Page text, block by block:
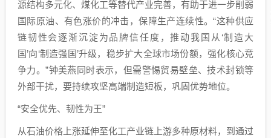
源结构多元化、煤化工等替代产业完善，有助于进一步削弱
国际原油、有色涨价的冲击，保障生产连续性。“这种供应
链韧性会逐渐沉淀为品牌信任度，推动我国从‘制造大
国’向‘制造强国’升级，稳步扩大全球市场份额，强化核心竞
争力。”钟美燕同时表示，但需警惕贸易壁垒、技术封锁等
外部干扰，要持续攻坚高端制造短板，巩固优势地位。
“安全优先、韧性为王”
从石油价格上涨延伸至化工产业链上游多种原材料，到通过